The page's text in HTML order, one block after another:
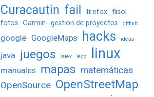
Curacautin fail firefox flisol
fotos
Garmin gestion de proyectos github
google GoogleMaps hacks ideas
java juegos latex lego linux
manuales mapas matemáticas
OpenSource OpenStreetMap